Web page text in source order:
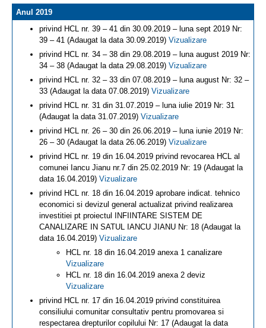
Anul 2019
privind HCL nr. 39 – 41 din 30.09.2019 – luna sept 2019 Nr:
39 – 41 (Adaugat la data 30.09.2019) Vizualizare
privind HCL nr. 34 – 38 din 29.08.2019 – luna august 2019 Nr:
34 – 38 (Adaugat la data 29.08.2019) Vizualizare
privind HCL nr. 32 – 33 din 07.08.2019 – luna august Nr: 32 –
33 (Adaugat la data 07.08.2019) Vizualizare
privind HCL nr. 31 din 31.07.2019 – luna iulie 2019 Nr: 31
(Adaugat la data 31.07.2019) Vizualizare
privind HCL nr. 26 – 30 din 26.06.2019 – luna iunie 2019 Nr:
26 – 30 (Adaugat la data 26.06.2019) Vizualizare
privind HCL nr. 19 din 16.04.2019 privind revocarea HCL al
comunei Iancu Jianu nr.7 din 25.02.2019 Nr: 19 (Adaugat la
data 16.04.2019) Vizualizare
privind HCL nr. 18 din 16.04.2019 aprobare indicat. tehnico
economici si devizul general actualizat privind realizarea
investitiei pt proiectul INFIINTARE SISTEM DE
CANALIZARE IN SATUL IANCU JIANU Nr: 18 (Adaugat la
data 16.04.2019) Vizualizare
HCL nr. 18 din 16.04.2019 anexa 1 canalizare
Vizualizare
HCL nr. 18 din 16.04.2019 anexa 2 deviz
Vizualizare
privind HCL nr. 17 din 16.04.2019 privind constituirea
consiliului comunitar consultativ pentru promovarea si
respectarea drepturilor copilului Nr: 17 (Adaugat la data